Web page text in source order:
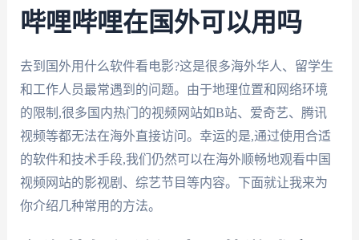
哔哩哔哩在国外可以用吗
去到国外用什么软件看电影?这是很多海外华人、留学生
和工作人员最常遇到的问题。由于地理位置和网络环境
的限制,很多国内热门的视频网站如B站、爱奇艺、腾讯
视频等都无法在海外直接访问。幸运的是,通过使用合适
的软件和技术手段,我们仍然可以在海外顺畅地观看中国
视频网站的影视剧、综艺节目等内容。下面就让我来为
你介绍几种常用的方法。